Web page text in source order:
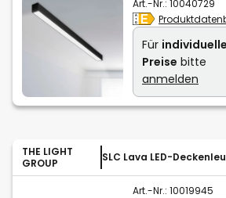
Art.-Nr.: 10040729
Für individuelle
Preise bitte
anmelden
THE LIGHT
GROUP
SLC Lava LED-
Art.-Nr.: 10019945